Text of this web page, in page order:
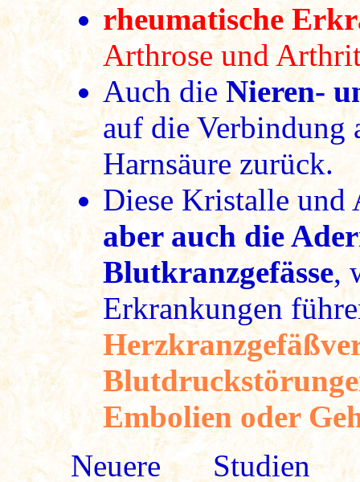
rheumatische
Arthrose und
Auch dieNieren-
auf die Verbindung
Harnsäure zurück.
Diese Kristalle und
aber auch die
Blutkranzgefässe,
Erkrankungen
Embolien oder
Neuere